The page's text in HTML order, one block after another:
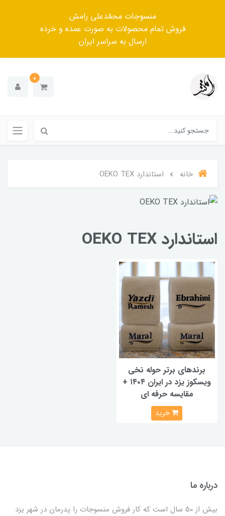
منسوجات محمّدعلی رامش
فروش تمام محصولات به صورت عمده و خرده
ارسال به سراسر ایران
0
خانه استاندارد OEKO TEX
استاندارد OEKO TEX
برندهای برتر حوله نخی
ویسکوز یزد در ایران ۱۴۰۴ +
مقایسه حرفه ای
خرید
درباره ما
بیش از 50 سال است که کار فروش منسوجات را پدرمان در شهر یزد